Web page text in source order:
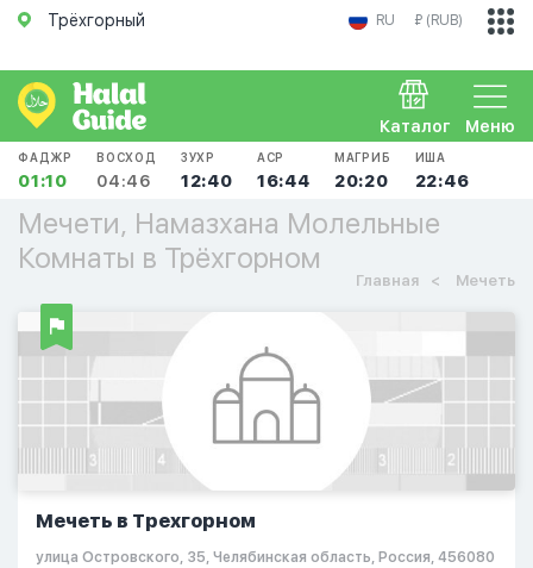
Трёхгорный RU ₽ (RUB)
Меню
Каталог
ФАДЖР
01:10
ВОСХОД
04:46
ЗУХР
12:40
АСР
16:44
МАГРИБ
20:20
ИША
22:46
Мечети, Намазхана Молельные
Комнаты в Трёхгорном
Главная Мечеть
Мечеть в Трехгорном
улица Островского, 35, Челябинская область, Россия, 456080